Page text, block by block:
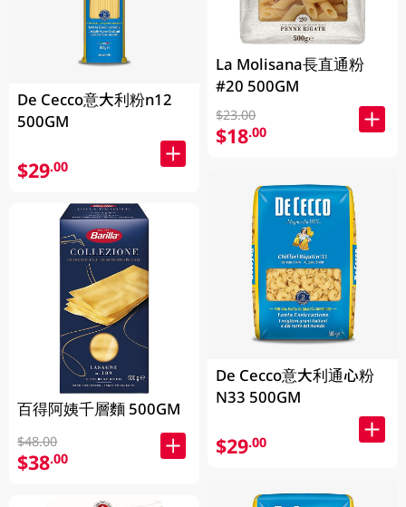
De Cecco意大利粉n12
500GM
$29.00
百得阿姨千層麵 500GM
$48.00
$38.00
La Molisana長直通粉
#20 500GM
$23.00
$18.00
De Cecco意大利通心粉
N33 500GM
$29.00